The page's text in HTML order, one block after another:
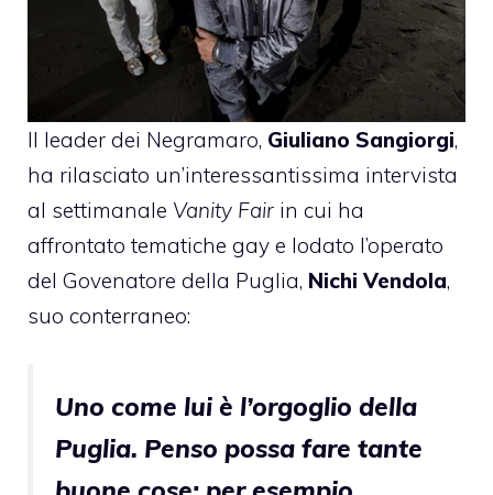
Il leader dei Negramaro, Giuliano Sangiorgi,
ha rilasciato un’interessantissima intervista
al settimanale Vanity Fair in cui ha
affrontato tematiche gay e lodato l’operato
del Govenatore della Puglia, Nichi Vendola,
suo conterraneo:
Uno come lui è l’orgoglio della
Puglia. Penso possa fare tante